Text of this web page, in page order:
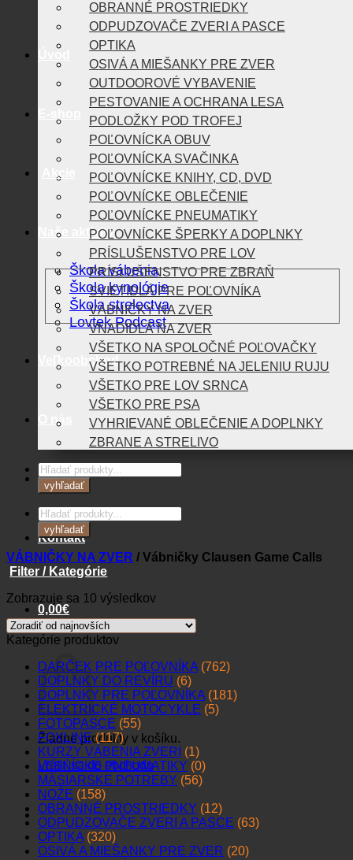
Akcie
Naše aktivity
Škola vábenia
Škola kynológie
Škola strelectva
Lovtek Podcast
Veľkoobchod
O nás
Blog
Kontakt
0,00€
Košík
Žiadne produkty v košíku.
Vrátiť sa do obchodu
OBRANNÉ PROSTRIEDKY
ODPUDZOVAČE ZVERI A PASCE
OPTIKA
OSIVÁ A MIEŠANKY PRE ZVER
OUTDOOROVÉ VYBAVENIE
PESTOVANIE A OCHRANA LESA
PODLOŽKY POD TROFEJ
POĽOVNÍCKA OBUV
POĽOVNÍCKA SVAČINKA
POĽOVNÍCKE KNIHY, CD, DVD
POĽOVNÍCKE OBLEČENIE
POĽOVNÍCKE PNEUMATIKY
POĽOVNÍCKE ŠPERKY A DOPLNKY
PRÍSLUŠENSTVO PRE LOV
PRÍSLUŠENSTVO PRE ZBRAŇ
SVIETIDLÁ PRE POĽOVNÍKA
VÁBNIČKY NA ZVER
VNADIDLÁ NA ZVER
VŠETKO NA SPOLOČNÉ POĽOVAČKY
VŠETKO POTREBNÉ NA JELENIU RUJU
VŠETKO PRE LOV SRNCA
VŠETKO PRE PSA
VYHRIEVANÉ OBLEČENIE A DOPLNKY
ZBRANE A STRELIVO
Products
search
vyhľadať
Products
search
vyhľadať
VÁBNIČKY NA ZVER / Vábničky Clausen Game Calls
Filter / Kategórie
Zobrazuje sa 10 výsledkovZoradené
najnovších
Kategórie produktov
DARČEK PRE POĽOVNÍKA (762)
DOPLNKY DO REVÍRU (6)
DOPLNKY PRE POĽOVNÍKA (181)
ELEKTRICKÉ MOTOCYKLE (5)
FOTOPASCE (55)
FOXLINE (117)
KURZY VÁBENIA ZVERI (1)
LESNÍCKE PNEUMATIKY (0)
MÄSIARSKE POTREBY (56)
NOŽE (158)
OBRANNÉ PROSTRIEDKY (12)
ODPUDZOVAČE ZVERI A PASCE (63)
OPTIKA (320)
OSIVÁ A MIEŠANKY PRE ZVER (20)